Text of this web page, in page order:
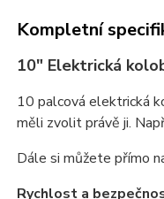
Kompletní
10" Elektrická
10 palcová elektrická
měli zvolit právě ji.
Dále si můžete přímo
Rychlost a